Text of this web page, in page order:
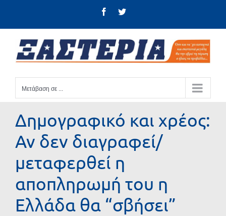
FacebookTwitter
Μετάβαση σε ...
Δημογραφικό και χρέος:
Αν δεν διαγραφεί/
μεταφερθεί η
αποπληρωμή του η
Ελλάδα θα “σβήσει”